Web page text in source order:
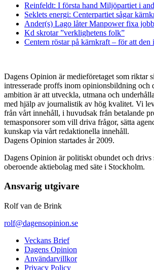
Reinfeldt: I första hand Miljöpartiet i
Seklets energi: Centerpartiet sågar
Ander(s) Lago låter Manpower fixa
Kd skrotar ”verklighetens folk”
Centern röstar på kärnkraft – för att
Dagens Opinion är medieföretaget som riktar
intresserade proffs inom opinionsbildning och
ambition är att utveckla, utmana och
med hjälp av journalistik av hög kvalitet. Vi
från vårt innehåll, i huvudsak från betalande
temasponsorer som vill driva frågor, sätta
kunskap via vårt redaktionella innehåll.
Dagens Opinion startades år 2009.
Dagens Opinion är politiskt obundet och drivs
oberoende aktiebolag med säte i Stockholm.
Ansvarig utgivare
Rolf van de Brink
rolf@dagensopinion.se
Veckans Brief
Dagens Opinion
Användarvillkor
Privacy Policy